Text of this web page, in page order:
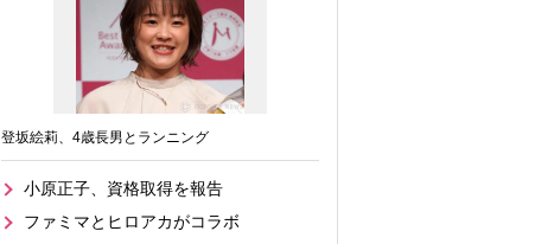
登坂絵莉、4歳長男とランニング
小原正子、資格取得を報告
ファミマとヒロアカがコラボ